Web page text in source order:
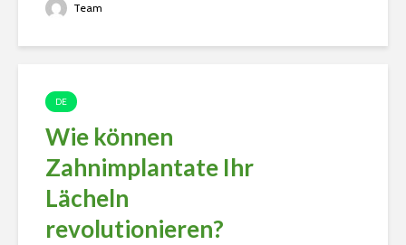
Team
DE
Wie können
Zahnimplantate Ihr
Lächeln
revolutionieren?